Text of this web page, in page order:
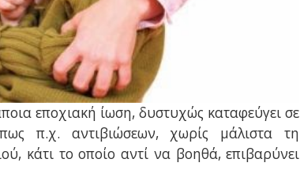
εποχιακή ίωση, δυστυχώς καταφεύγει σε
π.χ. αντιβιώσεων, χωρίς μάλιστα τη
κάτι το οποίο αντί να βοηθά, επιβαρύνει